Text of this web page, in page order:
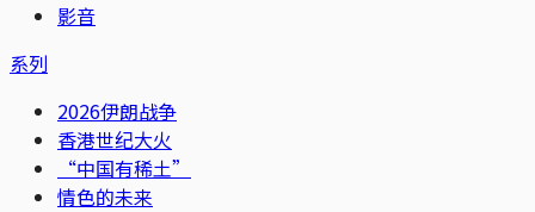
影音
系列
2026伊朗战争
香港世纪大火
“中国有稀土”
情色的未来